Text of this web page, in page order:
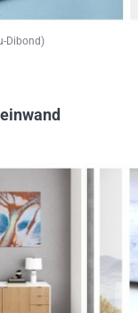
Dibond)